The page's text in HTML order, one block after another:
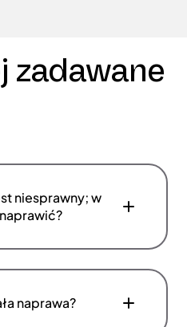
zadawane
niesprawny; w
naprawa?